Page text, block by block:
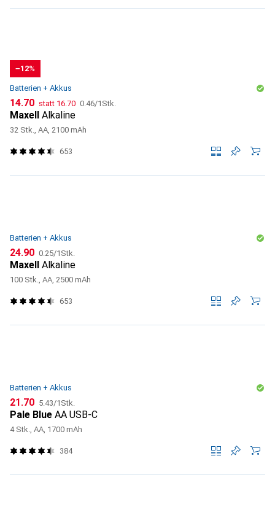
−12%
Batterien + Akkus
CHF
14.70 statt CHF
16.70 CHF
0.46/1Stk.
Maxell Alkaline
32 Stk., AA, 2100 mAh
653
Batterien + Akkus
CHF
24.90 CHF
0.25/1Stk.
Maxell Alkaline
100 Stk., AA, 2500 mAh
653
Batterien + Akkus
CHF
21.70 CHF
5.43/1Stk.
Pale Blue AA USB-C
4 Stk., AA, 1700 mAh
384